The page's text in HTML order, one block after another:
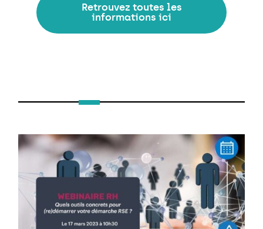
Retrouvez toutes les
informations ici